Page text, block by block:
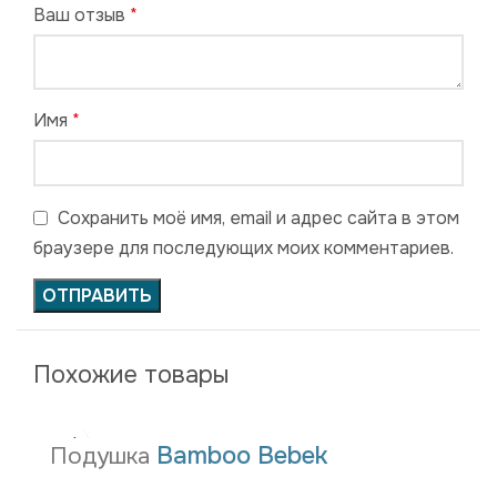
Ваш отзыв *
Имя *
Сохранить моё имя, email и адрес сайта в этом
браузере для последующих моих комментариев.
Похожие товары
Подушка Bamboo Bebek